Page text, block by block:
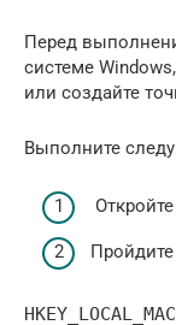
Перед
системе
или создайте
Выполните